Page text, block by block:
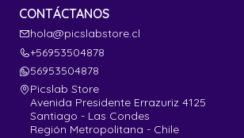
CONTÁCTANOS
hola@picslabstore.cl
+56953504878
56953504878
Picslab Store
Avenida Presidente Errazuriz 4125
Santiago - Las Condes
Región Metropolitana - Chile